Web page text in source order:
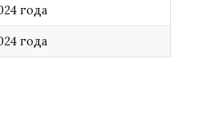
года
года